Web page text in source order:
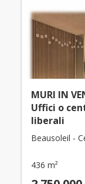
MURI IN
Uffici o
liberali
Beausoleil -
436 m²